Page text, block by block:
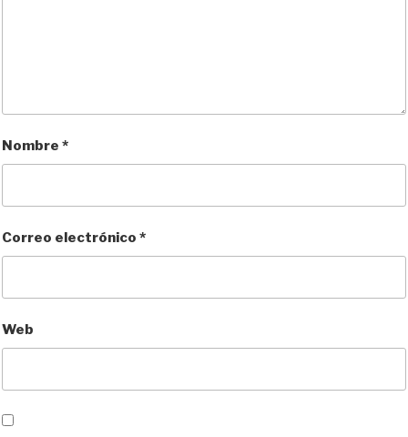
Nombre *
Correo electrónico *
Web